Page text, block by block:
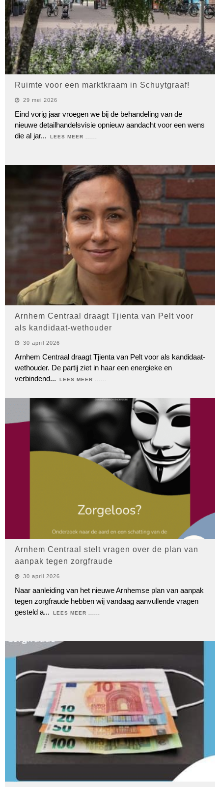
Ruimte voor een marktkraam in Schuytgraaf!
29 mei 2026
Eind vorig jaar vroegen we bij de behandeling van de
nieuwe detailhandelsvisie opnieuw aandacht voor een wens
die al jar... LEES MEER ......
Arnhem Centraal draagt Tjienta van Pelt voor
als kandidaat-wethouder
30 april 2026
Arnhem Centraal draagt Tjienta van Pelt voor als kandidaat-
wethouder. De partij ziet in haar een energieke en
verbindend... LEES MEER ......
Arnhem Centraal stelt vragen over de plan van
aanpak tegen zorgfraude
30 april 2026
Naar aanleiding van het nieuwe Arnhemse plan van aanpak
tegen zorgfraude hebben wij vandaag aanvullende vragen
gesteld a... LEES MEER ......